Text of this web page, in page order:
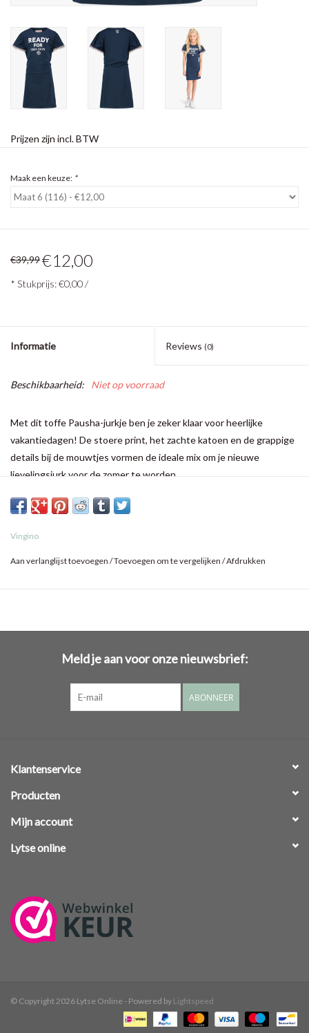
Prijzen zijn incl. BTW
Maak een keuze: *
€39,99€12,00
* Stukprijs: €0,00 /
Informatie Reviews (0)
Beschikbaarheid: Niet op voorraad
Met dit toffe Pausha-jurkje ben je zeker klaar voor heerlijke
vakantiedagen! De stoere print, het zachte katoen en de grappige
details bij de mouwtjes vormen de ideale mix om je nieuwe
lievelingsjurk voor de zomer te worden.
Vingino
Aan verlanglijst toevoegen /Toevoegen om te vergelijken /Afdrukken
Meld je aan voor onze nieuwsbrief:
ABONNEER
Klantenservice
Producten
Mijn account
Lytse online
© Copyright 2026 Lytse Online - Powered by Lightspeed